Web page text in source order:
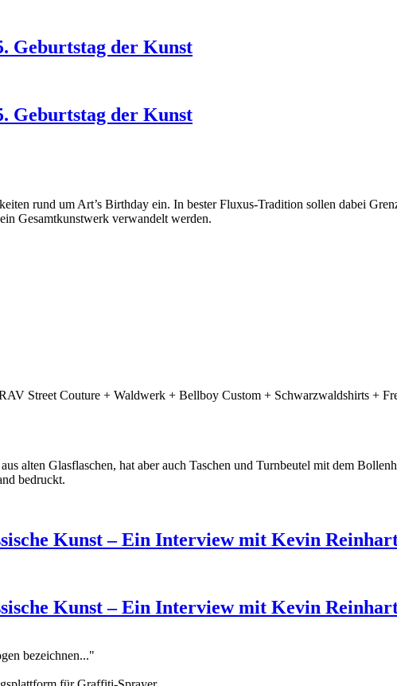
Geburtstag der Kunst
Geburtstag der Kunst
rund um Art’s Birthday ein. In bester Fluxus-Tradition sollen dabei
Gesamtkunstwerk verwandelt werden.
Street Couture + Waldwerk + Bellboy Custom + Schwarzwaldshirts +
alten Glasflaschen, hat aber auch Taschen und Turnbeutel mit dem
bedruckt.
Kunst – Ein Interview mit Kevin
Kunst – Ein Interview mit Kevin
bezeichnen..."